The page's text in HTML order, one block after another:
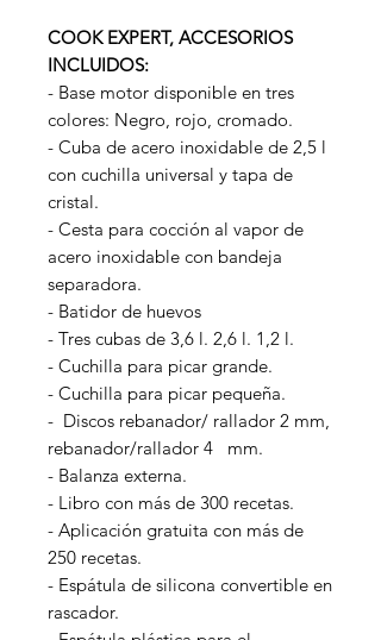
COOK EXPERT, ACCESORIOS
INCLUIDOS:
- Base motor disponible en tres
colores: Negro, rojo, cromado.
- Cuba de acero inoxidable de 2,5 l
con cuchilla universal y tapa de
cristal.
- Cesta para cocción al vapor de
acero inoxidable con bandeja
separadora.
- Batidor de huevos
- Tres cubas de 3,6 l. 2,6 l. 1,2 l.
- Cuchilla para picar grande.
- Cuchilla para picar pequeña.
- Discos rebanador/ rallador 2 mm,
rebanador/rallador 4 mm.
- Balanza externa.
- Libro con más de 300 recetas.
- Aplicación gratuita con más de
250 recetas.
- Espátula de silicona convertible en
rascador.